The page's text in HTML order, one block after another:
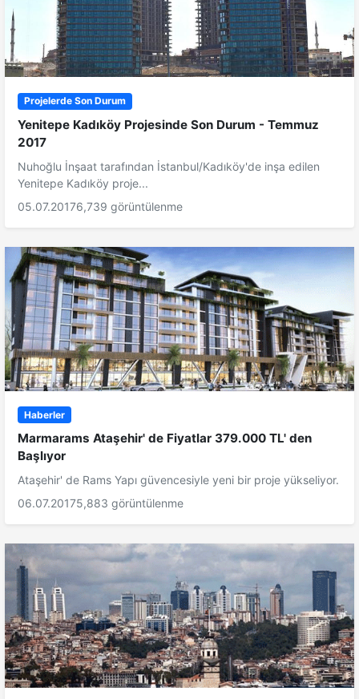
Projelerde Son Durum
Yenitepe Kadıköy Projesinde Son Durum - Temmuz
2017
Nuhoğlu İnşaat tarafından İstanbul/Kadıköy'de inşa edilen
Yenitepe Kadıköy proje...
05.07.20176,739 görüntülenme
Haberler
Marmarams Ataşehir' de Fiyatlar 379.000 TL' den
Başlıyor
Ataşehir' de Rams Yapı güvencesiyle yeni bir proje yükseliyor.
06.07.20175,883 görüntülenme